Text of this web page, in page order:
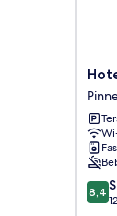
Hotel
Hof
8.4
dari
8,4